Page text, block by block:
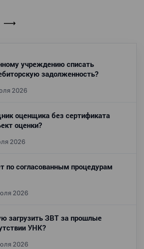
учреждению списать
задолженность?
2026
оценщика без сертификата
оценки?
2026
по согласованным процедурам
2026
загрузить ЗВТ за прошлые
УНК?
2026